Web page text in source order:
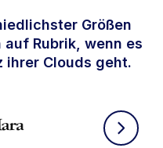
Größen
Rubrik, wenn es
ihrer Clouds geht.